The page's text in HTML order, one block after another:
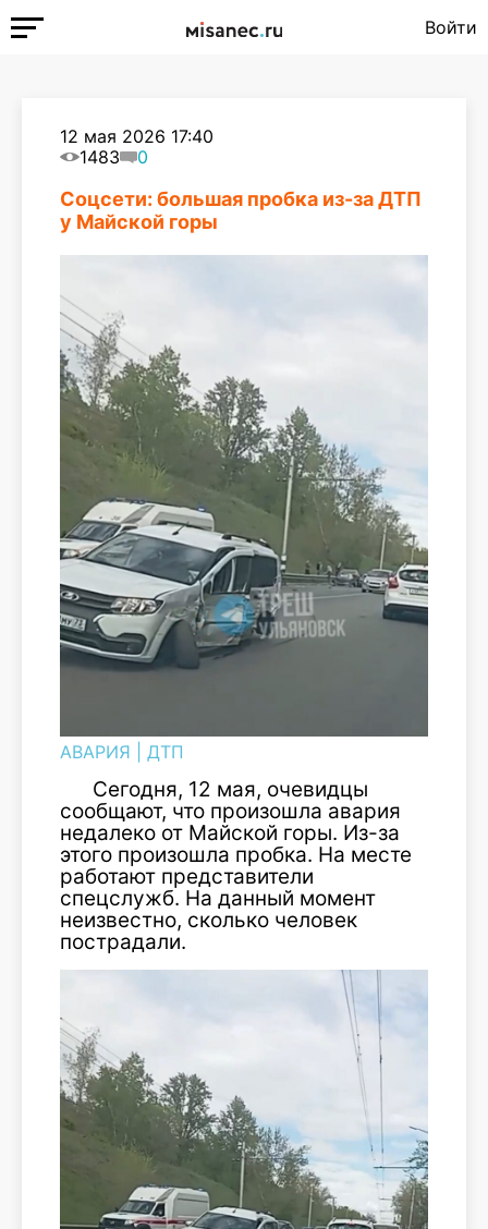
Войти
12 мая 2026 17:40
1483
0
Соцсети: большая пробка из-за ДТП
у Майской горы
АВАРИЯ ДТП
Сегодня, 12 мая, очевидцы
сообщают, что произошла авария
недалеко от Майской горы. Из-за
этого произошла пробка. На месте
работают представители
спецслужб. На данный момент
неизвестно, сколько человек
пострадали.